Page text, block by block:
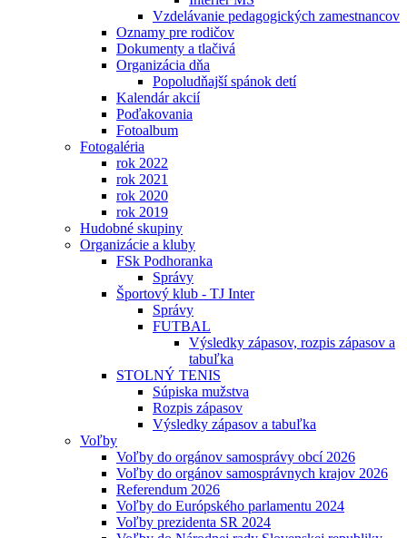
Vzdelávanie pedagogických zamestnancov
Oznamy pre rodičov
Dokumenty a tlačivá
Organizácia dňa
Popoludňajší spánok detí
Kalendár akcií
Poďakovania
Fotoalbum
Fotogaléria
rok 2022
rok 2021
rok 2020
rok 2019
Hudobné skupiny
Organizácie a kluby
FSk Podhoranka
Správy
Športový klub - TJ Inter
Správy
FUTBAL
Výsledky zápasov, rozpis zápasov a
tabuľka
STOLNÝ TENIS
Súpiska mužstva
Rozpis zápasov
Výsledky zápasov a tabuľka
Voľby
Voľby do orgánov samosprávy obcí 2026
Voľby do orgánov samosprávnych krajov 2026
Referendum 2026
Voľby do Európského parlamentu 2024
Voľby prezidenta SR 2024